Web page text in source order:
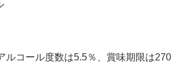
ルコール度数は5.5％、賞味期限は270